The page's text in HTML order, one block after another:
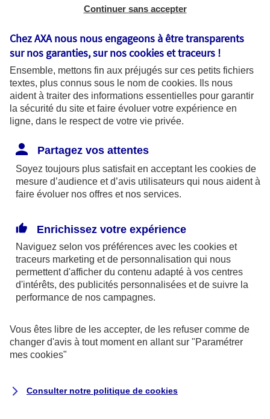
Sièges sociaux : 313 Terrasses de l’Arche –
Coordonnées de l'Autorité de contrôle
prudentiel et de résolution (ACPR) : - 4
Place de Budapest - CS 92459 - 75436
Paris Cedex 09. Le détail des procédures de
recours et de réclamation et les
disponibles sur le site axa.fr.
AXA France IARD et AXA France Vie sont
mandataires exclusifs en opérations de
246 et n°13 005 764 (consultable
surwww.orias.fr)
AXA Assistance France Assurances,
S.A au capital de 51 429 430,40 €,
Siège social :
8-10, rue Paul Vaillant Couturier
Continuer sans accepter
Chez AXA nous nous engageons à être transparents
sur nos garanties, sur noscookies et traceurs !
Ensemble, mettons fin aux préjugés sur ces petits fichiers
textes, plus connus sous le nom de cookies. Ils nous
aident à traiter des informations essentielles pour garantir
la sécurité du site et faire évoluer votre expérience en
ligne, dans le respect de votre vie privée.
Partagez vos attentes
Soyez toujours plus satisfait en acceptant les cookies de
mesure d’audience et d’avis utilisateurs qui nous aident à
faire évoluer nos offres et nos services.
Enrichissez votre expérience
Naviguez selon vos préférences avec les cookies et
traceurs marketing et de personnalisation qui nous
permettent d'afficher du contenu adapté à vos centres
d'intérêts, des publicités personnalisées et de suivre la
performance de nos campagnes.
Vous êtes libre de les accepter, de les refuser comme de
changer d'avis à tout moment en allant sur "Paramétrer
mes cookies"
Consulter notre politique de cookies